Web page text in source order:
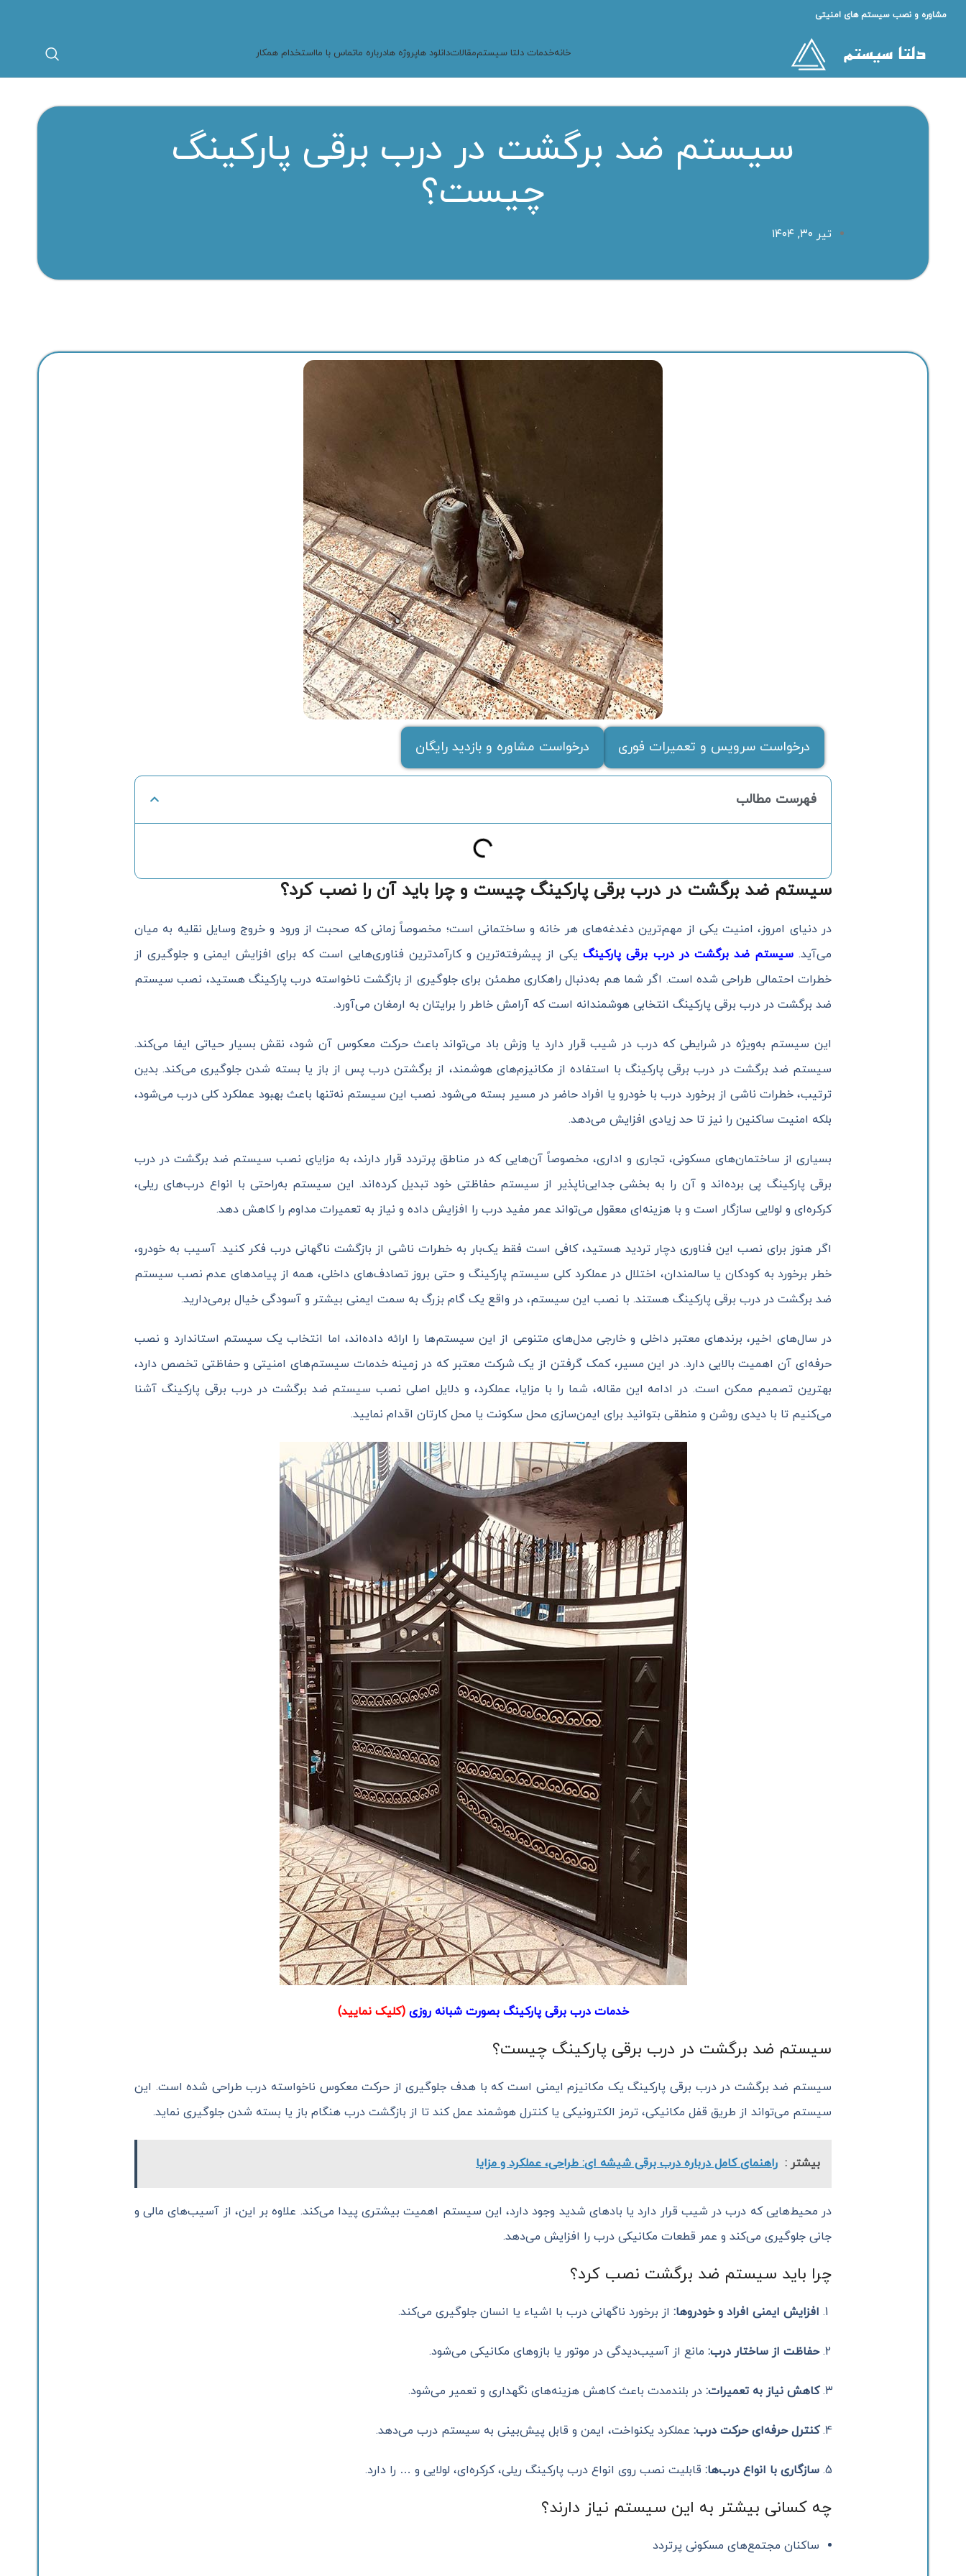
مشاوره و نصب سیستم های امنیتی
خانهخدمات دلتا سیستممقالاتدانلود هاپروژه هادرباره ماتماس با مااستخدام همکار
سیستم ضد برگشت در درب برقی پارکینگ
چیست؟
تیر ۳۰, ۱۴۰۴
درخواست سرویس و تعمیرات فوری درخواست مشاوره و بازدید رایگان
فهرست مطالب
سیستم ضد برگشت در درب برقی پارکینگ چیست و چرا باید آن را نصب کرد؟
در دنیای امروز، امنیت یکی از مهم‌ترین دغدغه‌های هر خانه و ساختمانی است؛ مخصوصاً زمانی که صحبت از ورود و خروج وسایل نقلیه به میان
می‌آید.سیستم ضد برگشت در درب برقی پارکینگیکی از پیشرفته‌ترین و کارآمدترین فناوری‌هایی است که برای افزایش ایمنی و جلوگیری از
خطرات احتمالی طراحی شده است. اگر شما هم به‌دنبال راهکاری مطمئن برای جلوگیری از بازگشت ناخواسته درب پارکینگ هستید، نصب سیستم
ضد برگشت در درب برقی پارکینگ انتخابی هوشمندانه است که آرامش خاطر را برایتان به ارمغان می‌آورد.
این سیستم به‌ویژه در شرایطی که درب در شیب قرار دارد یا وزش باد می‌تواند باعث حرکت معکوس آن شود، نقش بسیار حیاتی ایفا می‌کند.
سیستم ضد برگشت در درب برقی پارکینگ با استفاده از مکانیزم‌های هوشمند، از برگشتن درب پس از باز یا بسته شدن جلوگیری می‌کند. بدین
ترتیب، خطرات ناشی از برخورد درب با خودرو یا افراد حاضر در مسیر بسته می‌شود. نصب این سیستم نه‌تنها باعث بهبود عملکرد کلی درب می‌شود،
بلکه امنیت ساکنین را نیز تا حد زیادی افزایش می‌دهد.
بسیاری از ساختمان‌های مسکونی، تجاری و اداری، مخصوصاً آن‌هایی که در مناطق پرتردد قرار دارند، به مزایای نصب سیستم ضد برگشت در درب
برقی پارکینگ پی برده‌اند و آن را به بخشی جدایی‌ناپذیر از سیستم حفاظتی خود تبدیل کرده‌اند. این سیستم به‌راحتی با انواع درب‌های ریلی،
کرکره‌ای و لولایی سازگار است و با هزینه‌ای معقول می‌تواند عمر مفید درب را افزایش داده و نیاز به تعمیرات مداوم را کاهش دهد.
اگر هنوز برای نصب این فناوری دچار تردید هستید، کافی است فقط یک‌بار به خطرات ناشی از بازگشت ناگهانی درب فکر کنید. آسیب به خودرو،
خطر برخورد به کودکان یا سالمندان، اختلال در عملکرد کلی سیستم پارکینگ و حتی بروز تصادف‌های داخلی، همه از پیامدهای عدم نصب سیستم
ضد برگشت در درب برقی پارکینگ هستند. با نصب این سیستم، در واقع یک گام بزرگ به سمت ایمنی بیشتر و آسودگی خیال برمی‌دارید.
در سال‌های اخیر، برندهای معتبر داخلی و خارجی مدل‌های متنوعی از این سیستم‌ها را ارائه داده‌اند، اما انتخاب یک سیستم استاندارد و نصب
حرفه‌ای آن اهمیت بالایی دارد. در این مسیر، کمک گرفتن از یک شرکت معتبر که در زمینه خدمات سیستم‌های امنیتی و حفاظتی تخصص دارد،
بهترین تصمیم ممکن است. در ادامه این مقاله، شما را با مزایا، عملکرد، و دلایل اصلی نصب سیستم ضد برگشت در درب برقی پارکینگ آشنا
می‌کنیم تا با دیدی روشن و منطقی بتوانید برای ایمن‌سازی محل سکونت یا محل کارتان اقدام نمایید.
خدمات درب برقی پارکینگ بصورت شبانه روزی (کلیک نمایید)
سیستم ضد برگشت در درب برقی پارکینگ چیست؟
سیستم ضد برگشت در درب برقی پارکینگ یک مکانیزم ایمنی است که با هدف جلوگیری از حرکت معکوس ناخواسته درب طراحی شده است. این
سیستم می‌تواند از طریق قفل مکانیکی، ترمز الکترونیکی یا کنترل هوشمند عمل کند تا از بازگشت درب هنگام باز یا بسته شدن جلوگیری نماید.
بیشتر : راهنمای کامل درباره درب برقی شیشه ای: طراحی، عملکرد و مزایا
در محیط‌هایی که درب در شیب قرار دارد یا بادهای شدید وجود دارد، این سیستم اهمیت بیشتری پیدا می‌کند. علاوه بر این، از آسیب‌های مالی و
جانی جلوگیری می‌کند و عمر قطعات مکانیکی درب را افزایش می‌دهد.
چرا باید سیستم ضد برگشت نصب کرد؟
افزایش ایمنی افراد و خودروها: از برخورد ناگهانی درب با اشیاء یا انسان جلوگیری می‌کند.
حفاظت از ساختار درب: مانع از آسیب‌دیدگی در موتور یا بازوهای مکانیکی می‌شود.
کاهش نیاز به تعمیرات: در بلندمدت باعث کاهش هزینه‌های نگهداری و تعمیر می‌شود.
کنترل حرفه‌ای حرکت درب: عملکرد یکنواخت، ایمن و قابل پیش‌بینی به سیستم درب می‌دهد.
سازگاری با انواع درب‌ها: قابلیت نصب روی انواع درب پارکینگ ریلی، کرکره‌ای، لولایی و … را دارد.
چه کسانی بیشتر به این سیستم نیاز دارند؟
ساکنان مجتمع‌های مسکونی پرتردد